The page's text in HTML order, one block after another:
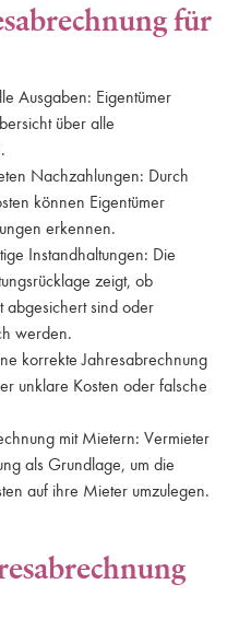
für
Ausgaben: Eigentümer
über alle
Nachzahlungen: Durch
können Eigentümer
erkennen.
Instandhaltungen: Die
zeigt, ob
abgesichert sind oder
werden.
korrekte Jahresabrechnung
unklare Kosten oder falsche
mit Mietern: Vermieter
als Grundlage, um die
auf ihre Mieter umzulegen.